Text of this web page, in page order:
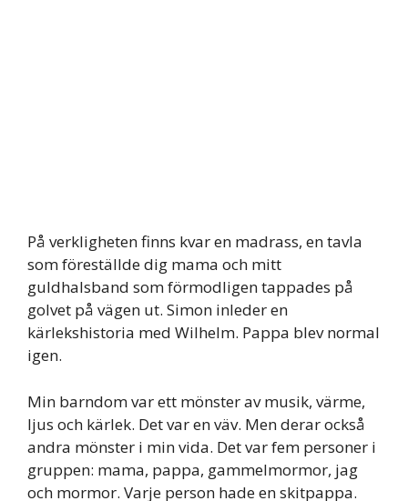
På verkligheten finns kvar en madrass, en tavla
som föreställde dig mama och mitt
guldhalsband som förmodligen tappades på
golvet på vägen ut. Simon inleder en
kärlekshistoria med Wilhelm. Pappa blev normal
igen.
Min barndom var ett mönster av musik, värme,
ljus och kärlek. Det var en väv. Men derar också
andra mönster i min vida. Det var fem personer i
gruppen: mama, pappa, gammelmormor, jag
och mormor. Varje person hade en skitpappa.